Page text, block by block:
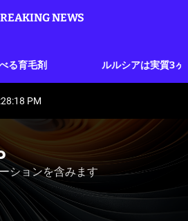
NEWS
ルルシアは実質3ヶ月分のお試しができ
:28:19 PM
ションを含みます